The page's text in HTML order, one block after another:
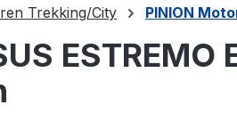
Trekking/City PINION